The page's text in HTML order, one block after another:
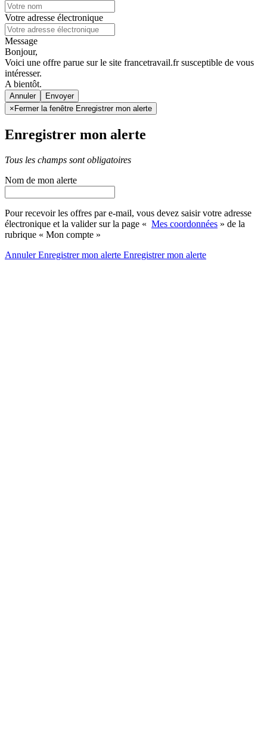
Votre adresse électronique
Message
Bonjour,
Voici une offre parue sur le site francetravail.fr susceptible de vous
intéresser.
A bientôt.
Annuler
× Fermer la fenêtre Enregistrer mon alerte
Enregistrer mon alerte
Tous les champs sont obligatoires
Nom de mon alerte
Pour recevoir les offres par e-mail, vous devez saisir votre adresse
électronique et la valider sur la page « Mes coordonnées » de la
rubrique « Mon compte »
AnnulerEnregistrer mon alerte Enregistrermon alerte